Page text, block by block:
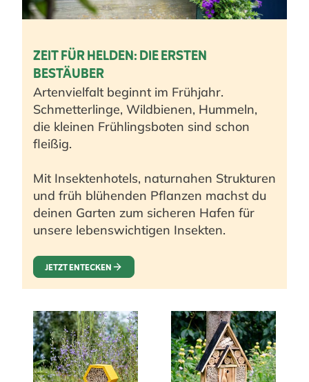
ZEIT FÜR HELDEN: DIE ERSTEN
BESTÄUBER
Artenvielfalt beginnt im Frühjahr.
Schmetterlinge, Wildbienen, Hummeln,
die kleinen Frühlingsboten sind schon
fleißig.
Mit Insektenhotels, naturnahen Strukturen
und früh blühenden Pflanzen machst du
deinen Garten zum sicheren Hafen für
unsere lebenswichtigen Insekten.
JETZT ENTECKEN